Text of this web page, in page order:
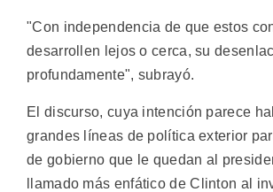
"Con independencia de que estos
desarrollen lejos o cerca, su
profundamente", subrayó.
El discurso, cuya intención parece
grandes líneas de política exterior
de gobierno que le quedan al
llamado más enfático de Clinton al